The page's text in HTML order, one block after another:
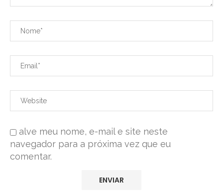
alve meu nome, e-mail e site neste
navegador para a próxima vez que eu
comentar.